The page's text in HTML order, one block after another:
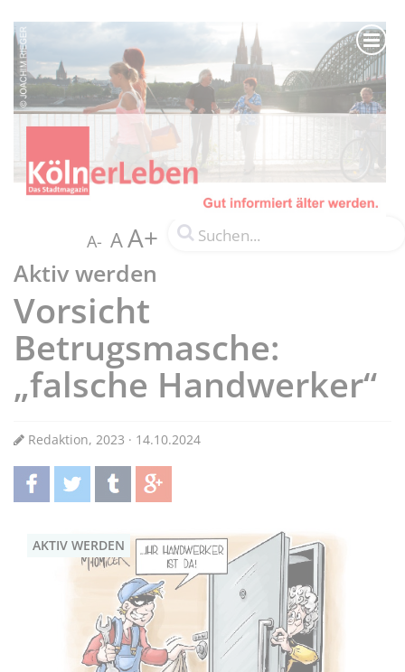
A- AA+
Aktiv werden
Vorsicht
Betrugsmasche:
„falsche Handwerker“
Redaktion, 2023 · 14.10.2024
AKTIV WERDEN